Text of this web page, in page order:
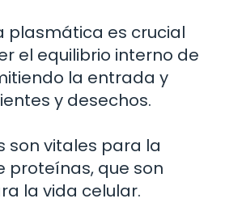
plasmática es crucial
el equilibrio interno de
la entrada y
y desechos.
son vitales para la
proteínas, que son
la vida celular.